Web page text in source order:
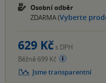
Osobní odběr
ZDARMA (Vyberte
629 Kč s DPH
Běžně 699 Kč
Jsme transparentní